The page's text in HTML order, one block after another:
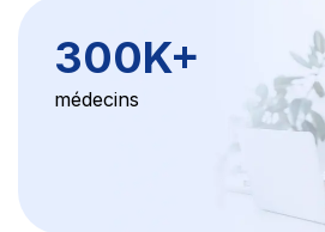
300K+
médecins